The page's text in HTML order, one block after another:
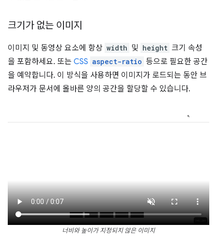
크기가 없는 이미지
이미지 및 동영상 요소에 항상 width 및 height 크기 속성
을 포함하세요. 또는 CSS aspect-ratio 등으로 필요한 공간
을 예약합니다. 이 방식을 사용하면 이미지가 로드되는 동안 브
라우저가 문서에 올바른 양의 공간을 할당할 수 있습니다.
너비와 높이가 지정되지 않은 이미지